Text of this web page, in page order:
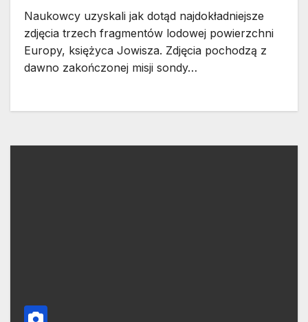
Naukowcy uzyskali jak dotąd najdokładniejsze
zdjęcia trzech fragmentów lodowej powierzchni
Europy, księżyca Jowisza. Zdjęcia pochodzą z
dawno zakończonej misji sondy…